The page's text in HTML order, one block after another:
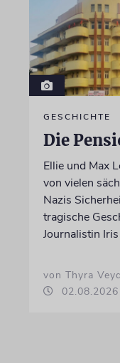
GESCHICHTE
Die
Ellie und Max
von vielen
Nazis
tragische
Journalistin
von Thyra
02.08.2026